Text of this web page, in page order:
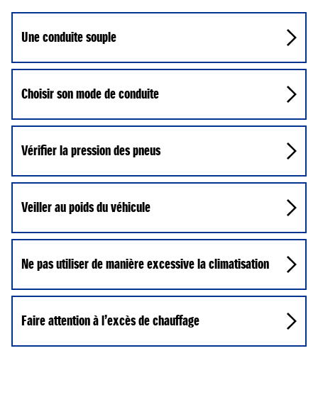
Une conduite souple
Choisir son mode de conduite
Vérifier la pression des pneus
Veiller au poids du véhicule
Ne pas utiliser de manière excessive la climatisation
Faire attention à l’excès de chauffage